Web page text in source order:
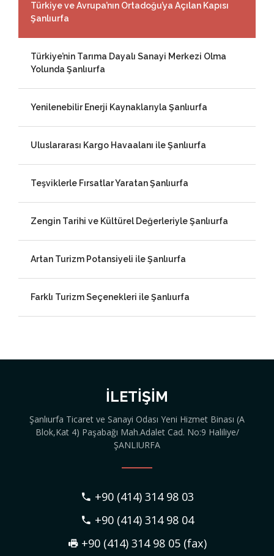
Türkiye ve Avrupa’nın Ortadoğu’ya Açılan Kapısı
Şanlıurfa
Türkiye’nin Tarıma Dayalı Sanayi Merkezi Olma
Yolunda Şanlıurfa
Yenilenebilir Enerji Kaynaklarıyla Şanlıurfa
Uluslararası Kargo Havaalanı ile Şanlıurfa
Teşviklerle Fırsatlar Yaratan Şanlıurfa
Zengin Tarihi ve Kültürel Değerleriyle Şanlıurfa
Artan Turizm Potansiyeli ile Şanlıurfa
Farklı Turizm Seçenekleri ile Şanlıurfa
İLETIŞIM
Şanlıurfa Ticaret ve Sanayi Odası Yeni Hizmet Binası (A
Blok,Kat 4) Paşabağı Mah.Adalet Cad. No:9 Haliliye/
ŞANLIURFA
+90 (414) 314 98 03
+90 (414) 314 98 04
+90 (414) 314 98 05 (fax)